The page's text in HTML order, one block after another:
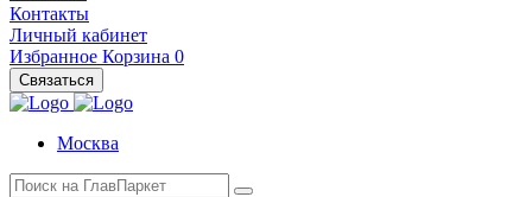
Контакты
Личный кабинет
Избранное Корзина 0
Связаться
Москва